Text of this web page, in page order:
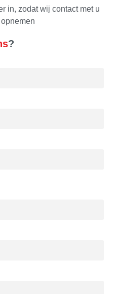
in, zodat wij contact met u
?